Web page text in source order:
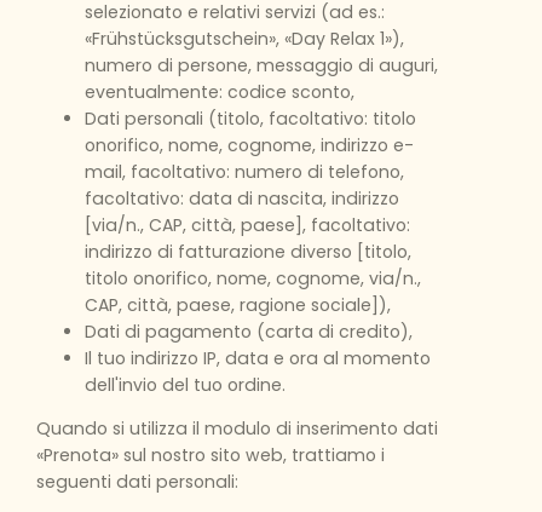
selezionato e relativi servizi (ad es.:
«Frühstücksgutschein», «Day Relax 1»),
numero di persone, messaggio di auguri,
eventualmente: codice sconto,
Dati personali (titolo, facoltativo: titolo
onorifico, nome, cognome, indirizzo e-
mail, facoltativo: numero di telefono,
facoltativo: data di nascita, indirizzo
[via/n., CAP, città, paese], facoltativo:
indirizzo di fatturazione diverso [titolo,
titolo onorifico, nome, cognome, via/n.,
CAP, città, paese, ragione sociale]),
Dati di pagamento (carta di credito),
Il tuo indirizzo IP, data e ora al momento
dell'invio del tuo ordine.
Quando si utilizza il modulo di inserimento dati
«Prenota» sul nostro sito web, trattiamo i
seguenti dati personali: